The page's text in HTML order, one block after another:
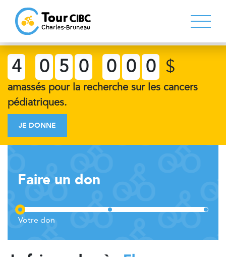
4 0 5 0 0 0 0 $
amassés pour la recherche sur les cancers
pédiatriques.
JE DONNE
Faire un don